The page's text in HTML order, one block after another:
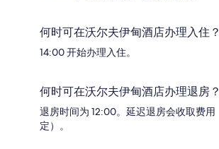
何时可在沃尔夫伊甸酒店办理入住？
14:00 开始办理入住。
何时可在沃尔夫伊甸酒店办理退房？
退房时间为 12:00。延迟退房会收取费
定）。